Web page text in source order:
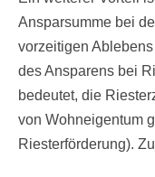
Ansparsumme bei
vorzeitigen
des Ansparens bei
bedeutet, die
von Wohneigentum
Riesterförderung).